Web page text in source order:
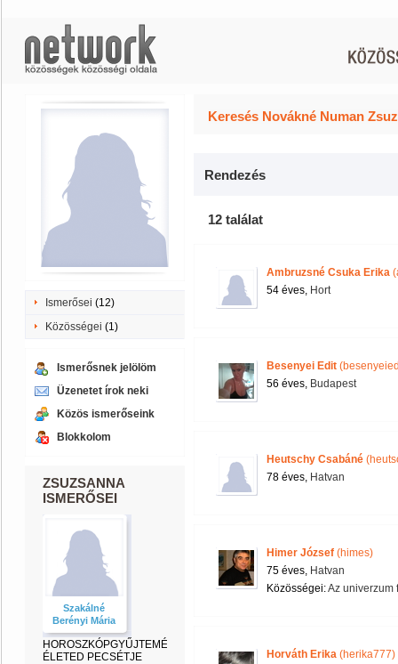
Ismerősei (12)
Közösségei (1)
Ismerősnek jelölöm
Üzenetet írok neki
Közös ismerőseink
Blokkolom
ZSUZSANNA
ISMERŐSEI
Szakálné
Berényi Mária
HOROSZKÓPGYŰJTEMÉNY-
ÉLETED PECSÉTJE
Keresés Novákné Numan
Rendezés
12 találat
Ambruzsné Csuka Erika
54 éves, Hort
Besenyei Edit
56 éves, Budapest
Heutschy Csabáné
78 éves, Hatvan
Himer József (himes)
75 éves, Hatvan
Közösségei:Az univerzum
Horváth Erika (herika777)